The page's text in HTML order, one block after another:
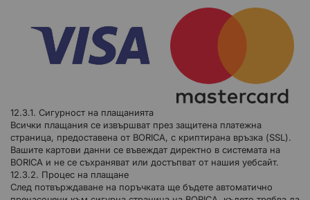
12.3.1. Сигурност на плащанията
Всички плащания се извършват през защитена платежна
страница, предоставена от BORICA, с криптирана връзка (SSL).
Вашите картови данни се въвеждат директно в системата на
BORICA и не се съхраняват или достъпват от нашия уебсайт.
12.3.2. Процес на плащане
След потвърждаване на поръчката ще бъдете автоматично